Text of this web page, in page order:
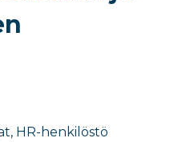
HR-henkilöstö